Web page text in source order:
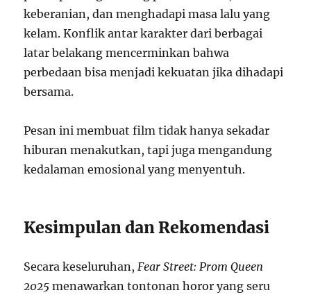
keberanian, dan menghadapi masa lalu yang
kelam. Konflik antar karakter dari berbagai
latar belakang mencerminkan bahwa
perbedaan bisa menjadi kekuatan jika dihadapi
bersama.
Pesan ini membuat film tidak hanya sekadar
hiburan menakutkan, tapi juga mengandung
kedalaman emosional yang menyentuh.
Kesimpulan dan Rekomendasi
Secara keseluruhan, Fear Street: Prom Queen
2025 menawarkan tontonan horor yang seru